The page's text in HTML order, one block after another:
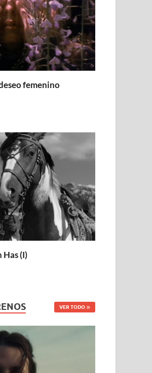
femenino
(I)
VER TODO